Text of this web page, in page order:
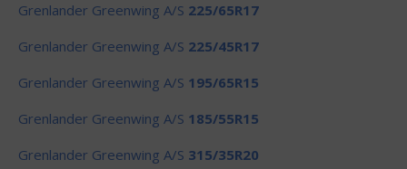
Grenlander Greenwing A/S 225/65R17
Grenlander Greenwing A/S 225/45R17
Grenlander Greenwing A/S 195/65R15
Grenlander Greenwing A/S 185/55R15
Grenlander Greenwing A/S 315/35R20